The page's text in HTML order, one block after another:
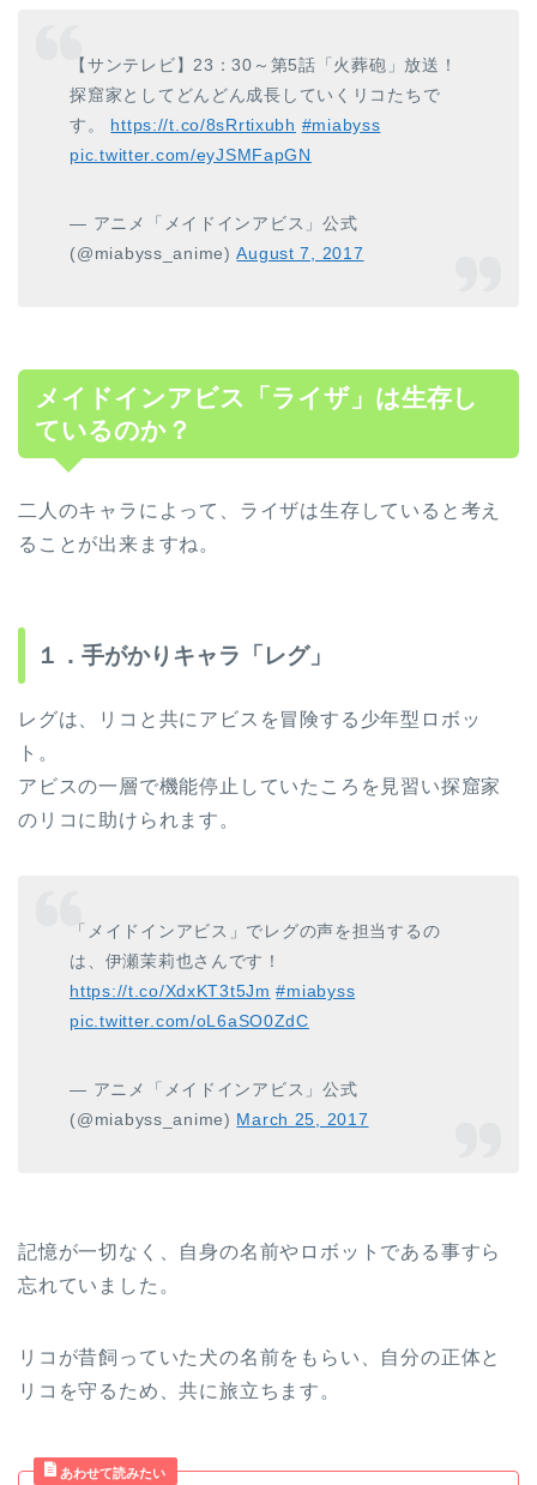
【サンテレビ】23：30～第5話「火葬砲」放送！
探窟家としてどんどん成長していくリコたちで
す。 https://t.co/8sRrtixubh #miabyss
pic.twitter.com/eyJSMFapGN
— アニメ「メイドインアビス」公式
(@miabyss_anime)August 7, 2017
メイドインアビス「ライザ」は生存し
ているのか？
二人のキャラによって、ライザは生存していると考え
ることが出来ますね。
１．手がかりキャラ「レグ」
レグは、リコと共にアビスを冒険する少年型ロボッ
ト。
アビスの一層で機能停止していたころを見習い探窟家
のリコに助けられます。
「メイドインアビス」でレグの声を担当するの
は、伊瀬茉莉也さんです！
https://t.co/XdxKT3t5Jm #miabyss
pic.twitter.com/oL6aSO0ZdC
— アニメ「メイドインアビス」公式
(@miabyss_anime) March 25, 2017
記憶が一切なく、自身の名前やロボットである事すら
忘れていました。
リコが昔飼っていた犬の名前をもらい、自分の正体と
リコを守るため、共に旅立ちます。